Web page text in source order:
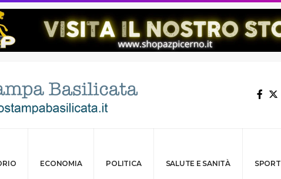
ECONOMIA POLITICA SALUTE E SANITÀ SPORT